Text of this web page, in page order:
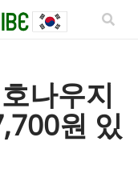
나우지
원 있